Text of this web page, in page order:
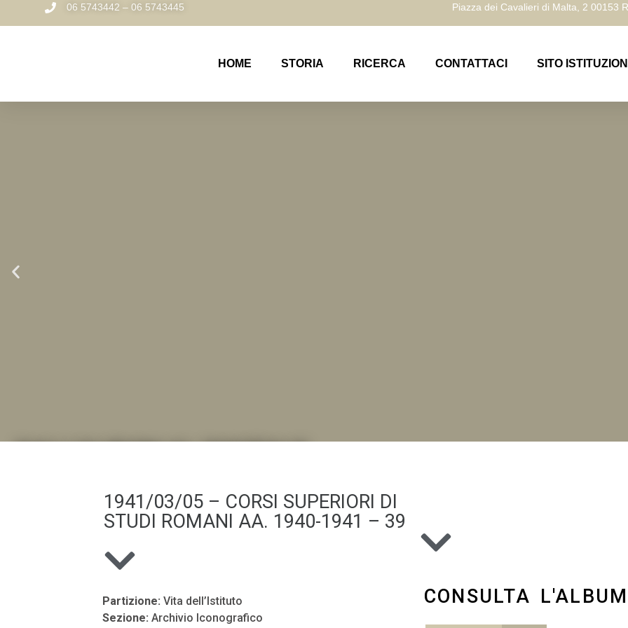
06 5743442 – 06 5743445 Piazza dei Cavalieri di Malta, 2 00153
HOME STORIA RICERCA CONTATTACI SITO
.LA "VITA DELL'ISTITUTO" ATTRAVERSO LE IMMAGINI
1941/03/05 – CORSI SUPERIORI DI
STUDI ROMANI AA. 1940-1941 – 39
Partizione: Vita dell’Istituto
Sezione: Archivio Iconografico
CONSULTA L'ALBUM